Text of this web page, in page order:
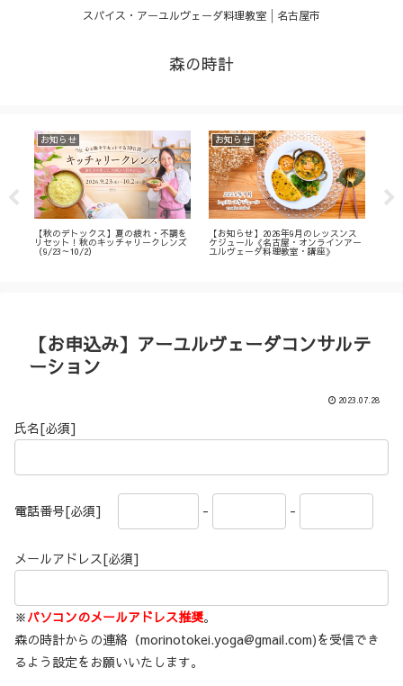
スパイス・アーユルヴェーダ料理教室│名古屋市
森の時計
お知らせ
【秋のデトックス】夏の疲れ・不調を
リセット！秋のキッチャリークレンズ
（9/23～10/2）
お知らせ
【お知らせ】2026年9月のレッスンス
ケジュール《名古屋・オンラインアー
ユルヴェーダ料理教室・講座》
【お申込み】アーユルヴェーダコンサルテ
ーション
2023.07.28
氏名[必須]
電話番号[必須] - -
メールアドレス[必須]
※パソコンのメールアドレス推奨。
森の時計からの連絡（morinotokei.yoga@gmail.com)を受信でき
るよう設定をお願いいたします。